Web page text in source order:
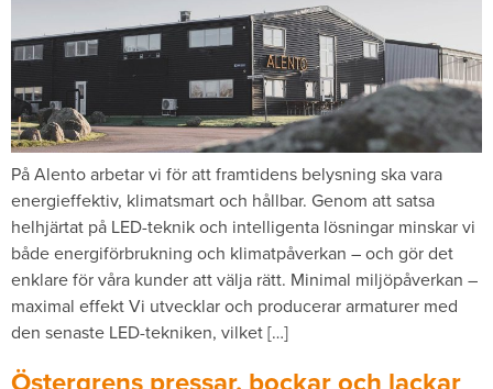
På Alento arbetar vi för att framtidens belysning ska vara
energieffektiv, klimatsmart och hållbar. Genom att satsa
helhjärtat på LED-teknik och intelligenta lösningar minskar vi
både energiförbrukning och klimatpåverkan – och gör det
enklare för våra kunder att välja rätt. Minimal miljöpåverkan –
maximal effekt Vi utvecklar och producerar armaturer med
den senaste LED-tekniken, vilket […]